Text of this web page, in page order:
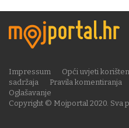
Copyright © Mojportal 2020. Sva
Impressum Opći uvjeti
sadržaja
Pravila komentiranja
Oglašavanje